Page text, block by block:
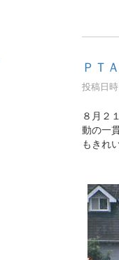
ＰＴ
投稿日
８月２
動の一
もきれ